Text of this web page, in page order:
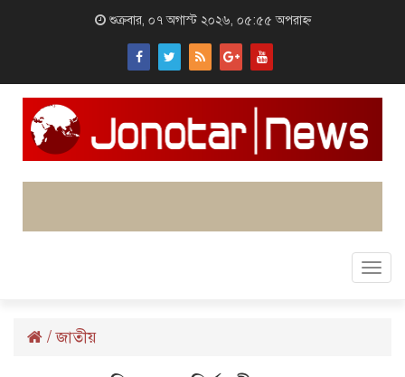
শুক্রবার, ০৭ অগাস্ট ২০২৬, ০৫:৫৫ অপরাহ্ন
/জাতীয়